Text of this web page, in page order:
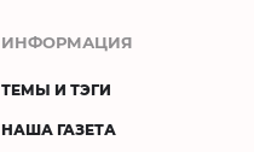
ИНФОРМАЦИЯ
ТЕМЫ И ТЭГИ
НАША ГАЗЕТА